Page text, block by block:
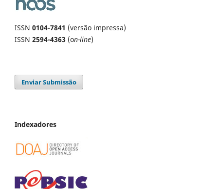
ISSN 0104-7841 (versão impressa)
ISSN 2594-4363 (on-line)
Enviar Submissão
Indexadores